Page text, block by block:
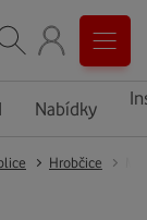
Nabídky
Hrobčice